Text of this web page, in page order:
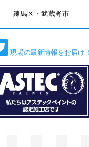
練⾺区・武蔵野市
現場の最新情報をお届け！